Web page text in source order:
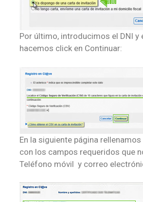
Por último, introducimos el DNI y
hacemos click en Continuar:
En la siguiente página
con los campos requeridos que
Teléfono móvil y correo